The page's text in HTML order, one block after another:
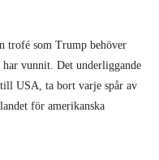
trofé som Trump behöver
har vunnit. Det underliggande
USA, ta bort varje spår av
för amerikanska